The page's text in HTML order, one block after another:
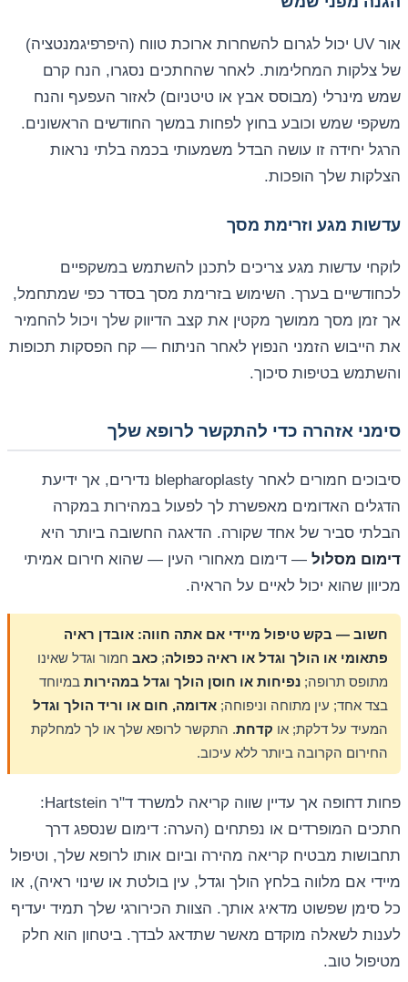
אור UV יכול לגרום להשחרות ארוכת טווח (היפרפיגמנטציה)
של צלקות המחלימות. לאחר שהחתכים נסגרו, הנח קרם
שמש מינרלי (מבוסס אבץ או טיטניום) לאזור העפעף והנח
משקפי שמש וכובע בחוץ לפחות במשך החודשים הראשונים.
הרגל יחידה זו עושה הבדל משמעותי בכמה בלתי נראות
הצלקות שלך הופכות.
עדשות מגע וזרימת מסך
לוקחי עדשות מגע צריכים לתכנן להשתמש במשקפיים
לכחודשיים בערך. השימוש בזרימת מסך בסדר כפי שמתחמל,
אך זמן מסך ממושך מקטין את קצב הדיווק שלך ויכול להחמיר
את הייבוש הזמני הנפוץ לאחר הניתוח — קח הפסקות תכופות
והשתמש בטיפות סיכוך.
סימני אזהרה כדי להתקשר לרופא שלך
סיבוכים חמורים לאחר blepharoplasty נדירים, אך ידיעת
הדגלים האדומים מאפשרת לך לפעול במהירות במקרה
הבלתי סביר של אחד שקורה. הדאגה החשובה ביותר היא
דימום מסלול — דימום מאחורי העין — שהוא חירום אמיתי
מכיוון שהוא יכול לאיים על הראיה.
חשוב — בקש טיפול מיידי אם אתה חווה: אובדן ראיה
פתאומי או הולך וגדל או ראיה כפולה; כאב חמור וגדל שאינו
מתופס תרופה; נפיחות או חוסן הולך וגדל במהירות במיוחד
בצד אחד; עין מתוחה וניפוחה; אדומה, חום או וריד הולך וגדל
המעיד על דלקת; או קדחת. התקשר לרופא שלך או לך למחלקת
החירום הקרובה ביותר ללא עיכוב.
פחות דחופה אך עדיין שווה קריאה למשרד ד"ר Hartstein:
חתכים המופרדים או נפתחים (הערה: דימום שנספג דרך
תחבושות מבטיח קריאה מהירה וביום אותו לרופא שלך, וטיפול
מיידי אם מלווה בלחץ הולך וגדל, עין בולטת או שינוי ראיה), או
כל סימן שפשוט מדאיג אותך. הצוות הכירורגי שלך תמיד יעדיף
לענות לשאלה מוקדם מאשר שתדאג לבדך. ביטחון הוא חלק
מטיפול טוב.